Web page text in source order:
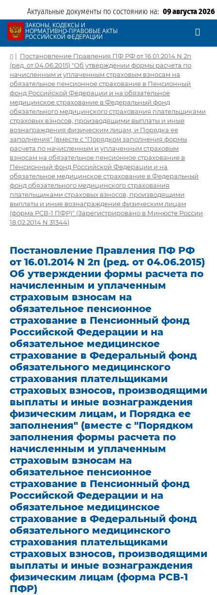
Актуальные документы по состоянию на: 09 августа 2026
ЗАКОНЫ, КОДЕКСЫ И
НОРМАТИВНО-ПРАВОВЫЕ АКТЫ
РОССИЙСКОЙ ФЕДЕРАЦИИ
| Постановление Правления ПФ РФ от 16.01.2014 N 2п
(ред. от 04.06.2015) "Об утверждении формы расчета по
начисленным и уплаченным страховым взносам на
обязательное пенсионное страхование в Пенсионный
фонд Российской Федерации и на обязательное
медицинское страхование в Федеральный фонд
обязательного медицинского страхования плательщиками
страховых взносов, производящими выплаты и иные
вознаграждения физическим лицам, и Порядка ее
заполнения" (вместе с "Порядком заполнения формы
расчета по начисленным и уплаченным страховым
взносам на обязательное пенсионное страхование в
Пенсионный фонд Российской Федерации и на
обязательное медицинское страхование в Федеральный
фонд обязательного медицинского страхования
плательщиками страховых взносов, производящими
выплаты и иные вознаграждения физическим лицам
(форма РСВ-1 ПФР)" (Зарегистрировано в Минюсте России
18.02.2014 N 31344)
Постановление Правления ПФ РФ
от 16.01.2014 N 2п (ред. от 04.06.2015)
Об утверждении формы расчета по
начисленным и уплаченным
страховым взносам на
обязательное пенсионное
страхование в Пенсионный фонд
Российской Федерации и на
обязательное медицинское
страхование в Федеральный фонд
обязательного медицинского
страхования плательщиками
страховых взносов, производящими
выплаты и иные вознаграждения
физическим лицам, и Порядка ее
заполнения" (вместе с "Порядком
заполнения формы расчета по
начисленным и уплаченным
страховым взносам на
обязательное пенсионное
страхование в Пенсионный фонд
Российской Федерации и на
обязательное медицинское
страхование в Федеральный фонд
обязательного медицинского
страхования плательщиками
страховых взносов, производящими
выплаты и иные вознаграждения
физическим лицам (форма РСВ-1
ПФР)